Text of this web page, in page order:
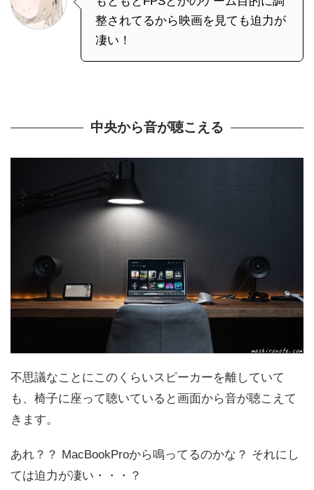
整されてるから映画を見ても迫力が
凄い！
中央から音が聴こえる
不思議なことにこのくらいスピーカーを離していて
も、椅子に座って聴いていると画面から音が聴こえて
きます。
あれ？？ MacBookProから鳴ってるのかな？ それにし
ては迫力が凄い・・・？